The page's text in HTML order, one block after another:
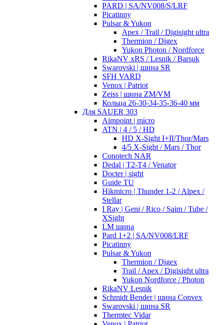
PARD | SA/NV008/S/LRF
Picatinny
Pulsar & Yukon
Apex / Trail / Digisight ultra
Thermion / Digex
Yukon Photon / Nordforce
RikaNV xRS / Lesnik / Barsuk
Swarovski | шина SR
SFH VARD
Venox | Patriot
Zeiss | шина ZM/VM
Кольца 26-30-34-35-36-40 мм
Для SAUER 303
Aimpoint | micro
ATN | 4 / 5 / HD
HD X-Sight I+II/Thor/Mars
4/5 X-Sight / Mars / Thor
Conotech NAR
Dedal | T2-T4 / Venator
Docter | sight
Guide TU
Hikmicro | Thunder 1-2 / Alpex /
Stellar
I Ray | Geni / Rico / Saim / Tube /
XSight
LM шина
Pard 1+2 | SA/NV008/LRF
Picatinny
Pulsar & Yukon
Thermion / Digex
Trail / Apex / Digisight ultra
Yukon Nordforce / Photon
RikaNV Lesnik
Schmidt Bender | шина Convex
Swarovski | шина SR
Thermtec Vidar